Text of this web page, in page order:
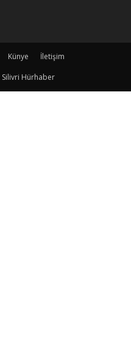
Künye
İletişim
Hürhaber